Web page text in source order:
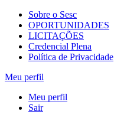
Sobre o Sesc
OPORTUNIDADES
LICITAÇÕES
Credencial Plena
Política de Privacidade
Meu perfil
Meu perfil
Sair